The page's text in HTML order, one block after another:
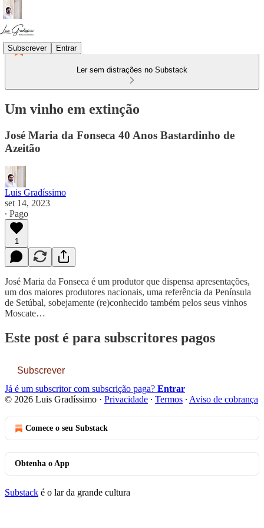
Subscrever Entrar
Ler sem distrações no Substack
Um vinho em extinção
José Maria da Fonseca 40 Anos Bastardinho de
Azeitão
Luis Gradíssimo
set 14, 2023
∙ Pago
1
José Maria da Fonseca é um produtor que dispensa apresentações,
um dos maiores produtores nacionais, uma referência da Península
de Setúbal, sobejamente (re)conhecido também pelos seus vinhos
Moscate…
Este post é para subscritores pagos
Subscrever
Já é um subscritor com subscrição paga? Entrar
© 2026 Luis Gradíssimo · Privacidade ∙ Termos ∙ Aviso de cobrança
Comece o seu Substack
Obtenha o App
Substack é o lar da grande cultura